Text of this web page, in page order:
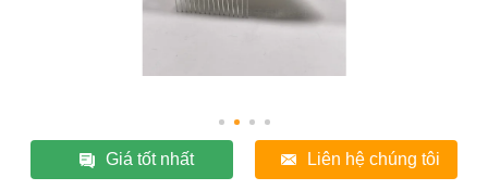
Giá tốt nhất Liên hệ chúng tôi